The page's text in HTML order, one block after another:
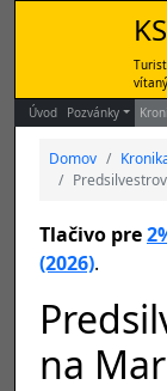
vítaný.
Úvod
Pozvánky
Domov
Tlačivo pre
(2026).
na